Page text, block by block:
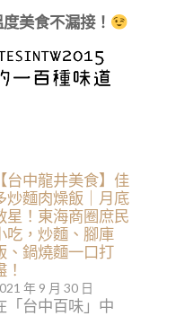
美食不漏接！
【台中龍井美食】佳
炒麵肉燥飯｜月底
星！東海商圈庶民
吃，炒麵、腳庫
、鍋燒麵一口打
！
年 9 月 30 日
「台中百味」中